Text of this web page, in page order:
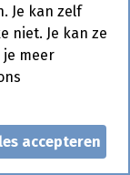
Nr
Je kan zelf
niet. Je kan ze
je meer
accepteren